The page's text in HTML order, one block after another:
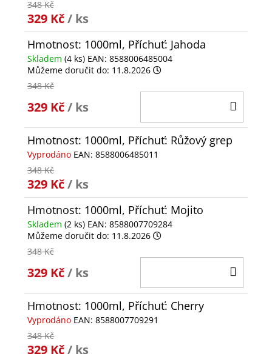
348 Kč
329 Kč/ ks
Hmotnost: 1000ml, Příchuť: Jahoda
Skladem (4 ks) EAN: 8588006485004
Můžeme doručit do: 11.8.2026
348 Kč
329 Kč/ ks
Hmotnost: 1000ml, Příchuť: Růžový grep
Vyprodáno EAN: 8588006485011
348 Kč
329 Kč/ ks
Hmotnost: 1000ml, Příchuť: Mojito
Skladem (2 ks) EAN: 8588007709284
Můžeme doručit do: 11.8.2026
348 Kč
329 Kč/ ks
Hmotnost: 1000ml, Příchuť: Cherry
Vyprodáno EAN: 8588007709291
348 Kč
329 Kč/ ks